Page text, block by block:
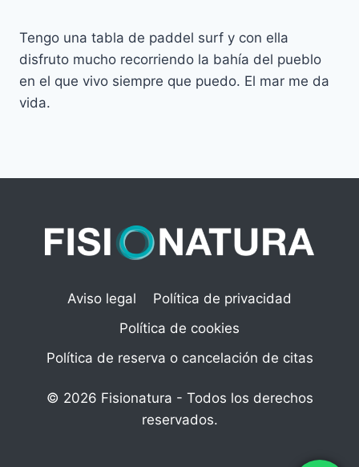
Tengo una tabla de paddel surf y con ella
disfruto mucho recorriendo la bahía del pueblo
en el que vivo siempre que puedo. El mar me da
vida.
Aviso legal
Política de privacidad
Política de cookies
Política de reserva o cancelación de citas
© 2026 Fisionatura - Todos los derechos
reservados.